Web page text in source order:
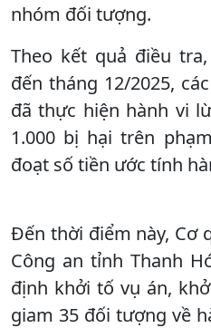
nhóm đối tượng.
Theo kết quả điều
đến tháng 12/2025,
đã thực hiện hành vi
1.000 bị hại trên
đoạt số tiền ước tính
Đến thời điểm này, Cơ
Công an tỉnh Thanh
định khởi tố vụ án,
giam 35 đối tượng về